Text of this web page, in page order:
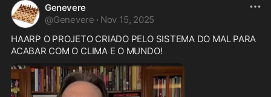
Genevere
@Genevere · Nov 15, 2025
HAARP O PROJETO CRIADO PELO SISTEMA DO MAL PARA
ACABAR COM O CLIMA E O MUNDO!